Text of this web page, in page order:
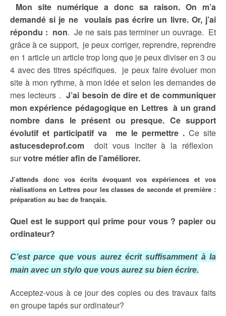
Mon site numérique a donc sa raison. On m’a
demandé si je ne voulais pas écrire un livre. Or, j’ai
répondu : non. Je ne sais pas terminer un ouvrage. Et
grâce à ce support, je peux corriger, reprendre, reprendre
en 1 article un article trop long que je peux diviser en 3 ou
4 avec des titres spécifiques. je peux faire évoluer mon
site à mon rythme, à mon idée et selon les demandes de
mes lecteurs .J’ai besoin de dire et de communiquer
mon expérience pédagogique en Lettres à un grand
nombre dans le présent ou presque. Ce support
évolutif et participatif va me le permettre . Ce site
astucesdeprof.com doit vous inciter à la réflexion
survotre métier afin de l’améliorer.
J’attends donc vos écrits évoquant vos expériences et vos
réalisations en Lettres pour les classes de seconde et première :
préparation au bac de français.
Quel est le support qui prime pour vous ? papier ou
ordinateur?
C’est parce que vous aurez écrit suffisamment à la
main avec un stylo que vous aurez su bien écrire.
Acceptez-vous à ce jour des copies ou des travaux faits
en groupe tapés sur ordinateur?